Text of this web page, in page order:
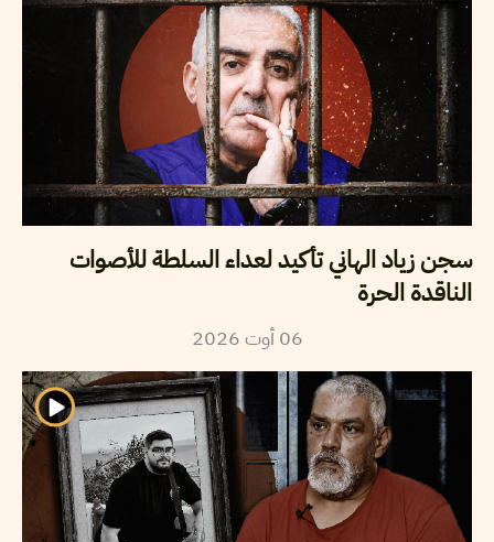
سجن زياد الهاني تأكيد لعداء السلطة للأصوات
الناقدة الحرة
06 أوت2026